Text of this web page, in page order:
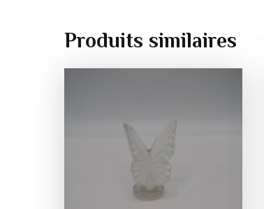
Produits similaires